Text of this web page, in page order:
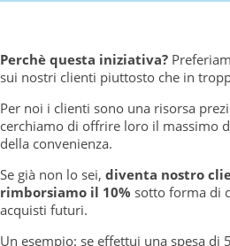
Perchè questa iniziativa?
sui nostri clienti piuttosto che in
Per noi i clienti sono una risorsa
cerchiamo di offrire loro il massimo
della convenienza.
Se già non lo sei, diventa nostro
rimborsiamo il 10% sotto forma di
acquisti futuri.
Un esempio: se effettui una spesa